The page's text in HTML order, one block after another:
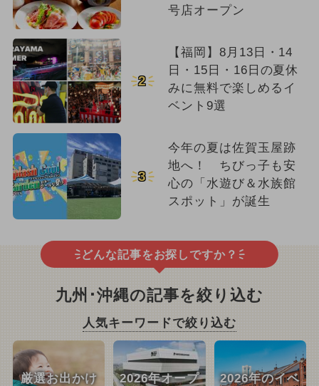
号店オープン
2
【福岡】8月13日・14
日・15日・16日の夏休
みに無料で楽しめるイ
ベント9選
3
今年の夏は佐賀玉屋跡
地へ！ ちびっ子も安
心の「水遊び＆水族館
スポット」が誕生
どんな記事をお探しですか？
九州･沖縄の記事を絞り込む
人気キーワードで絞り込む
厳選お出かけ
2026年オープ
2026年のイベ